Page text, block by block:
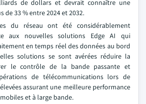
de dollars et devrait connaître une
de 33 % entre 2024 et 2032.
du réseau ont été considérablement
aux nouvelles solutions Edge AI qui
en temps réel des données au bord
solutions se sont avérées réduire la
le contrôle de la bande passante et
de télécommunications lors de
assurant une meilleure performance
et à large bande.